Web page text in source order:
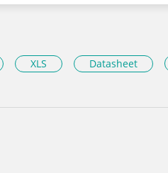
XLS Datasheet